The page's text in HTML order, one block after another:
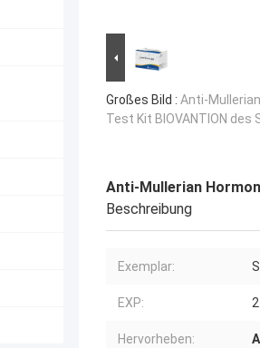
Großes Bild : Anti-
Test Kit BIOVANTION des
Anti-Mullerian
Beschreibung
Exemplar:
EXP:
Hervorheben: